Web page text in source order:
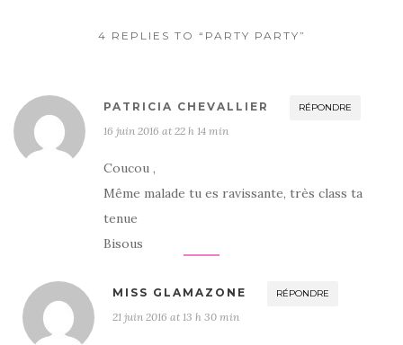
4 REPLIES TO “PARTY PARTY”
PATRICIA CHEVALLIER RÉPONDRE
16 juin 2016 at 22 h 14 min
Coucou ,
Même malade tu es ravissante, très class ta
tenue
Bisous
MISS GLAMAZONE RÉPONDRE
21 juin 2016 at 13 h 30 min